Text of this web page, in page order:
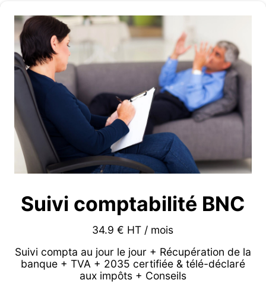
Suivi comptabilité BNC
34.9 € HT / mois
Suivi compta au jour le jour + Récupération de la
banque + TVA + 2035 certifiée & télé-déclaré
aux impôts + Conseils